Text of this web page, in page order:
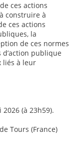
ces actions
construire à
ces actions
la
de ces normes
publique
liés à leur
(à 23h59).
Tours (France)